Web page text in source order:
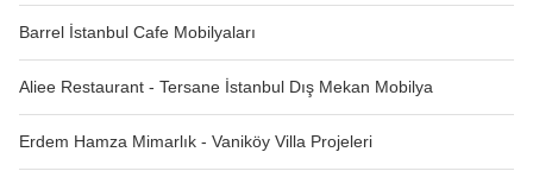
Barrel İstanbul Cafe Mobilyaları
Aliee Restaurant - Tersane İstanbul Dış Mekan Mobilya
Erdem Hamza Mimarlık - Vaniköy Villa Projeleri